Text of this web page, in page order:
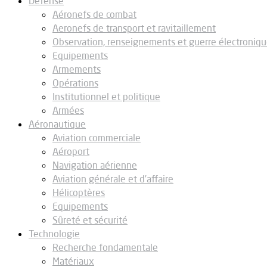
Aéronefs de combat
Aeronefs de transport et ravitaillement
Observation, renseignements et guerre
Equipements
Armements
Opérations
Institutionnel et politique
Armées
Aéronautique
Aviation commerciale
Aéroport
Navigation aérienne
Aviation générale et d’affaire
Hélicoptères
Equipements
Sûreté et sécurité
Technologie
Recherche fondamentale
Matériaux